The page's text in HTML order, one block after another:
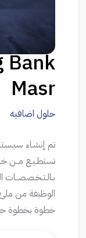
Bank
Masr
حلول اضافيه
تم إنشـاء
تستطـيـع مــن
بـالـتـخـصصــات
الوظيفة من ملئ
خطوة بخطوة